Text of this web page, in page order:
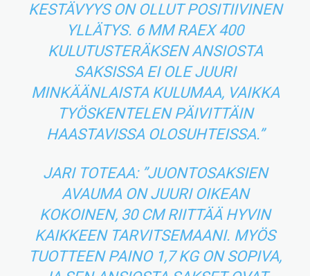
KESTÄVYYS ON OLLUT POSITIIVINEN
YLLÄTYS. 6 MM RAEX 400
KULUTUSTERÄKSEN ANSIOSTA
SAKSISSA EI OLE JUURI
MINKÄÄNLAISTA KULUMAA, VAIKKA
TYÖSKENTELEN PÄIVITTÄIN
HAASTAVISSA OLOSUHTEISSA.”
JARI TOTEAA: ”JUONTOSAKSIEN
AVAUMA ON JUURI OIKEAN
KOKOINEN, 30 CM RIITTÄÄ HYVIN
KAIKKEEN TARVITSEMAANI. MYÖS
TUOTTEEN PAINO 1,7 KG ON SOPIVA,